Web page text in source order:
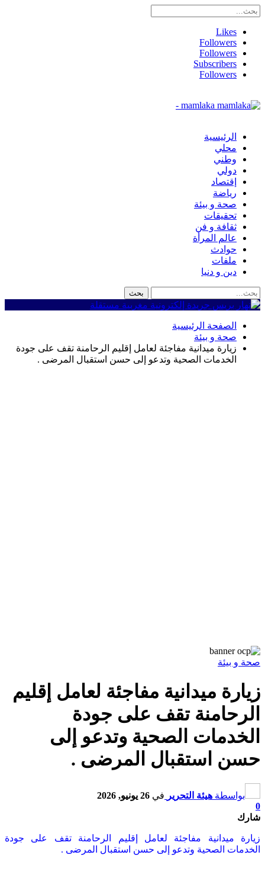
Likes
Followers
Followers
Subscribers
Followers
mamlaka -
الرئيسية
محلي
وطني
دولي
إقتصاد
رياضة
صحة و بيئة
تحقيقات
ثقافة و فن
عالم المرأة
حوادث
ملفات
دين و دنيا
الصفحة الرئيسية
صحة و بيئة
زيارة ميدانية مفاجئة لعامل إقليم الرحامنة تقف على جودة
الخدمات الصحية وتدعو إلى حسن استقبال المرضى .
صحة و بيئة
زيارة ميدانية مفاجئة لعامل إقليم
الرحامنة تقف على جودة
الخدمات الصحية وتدعو إلى
حسن استقبال المرضى .
بواسطة هيئة التحرير في 26 يونيو, 2026
0
شارك
زيارة ميدانية مفاجئة لعامل إقليم الرحامنة تقف على جودة
الخدمات الصحية وتدعو إلى حسن استقبال المرضى .